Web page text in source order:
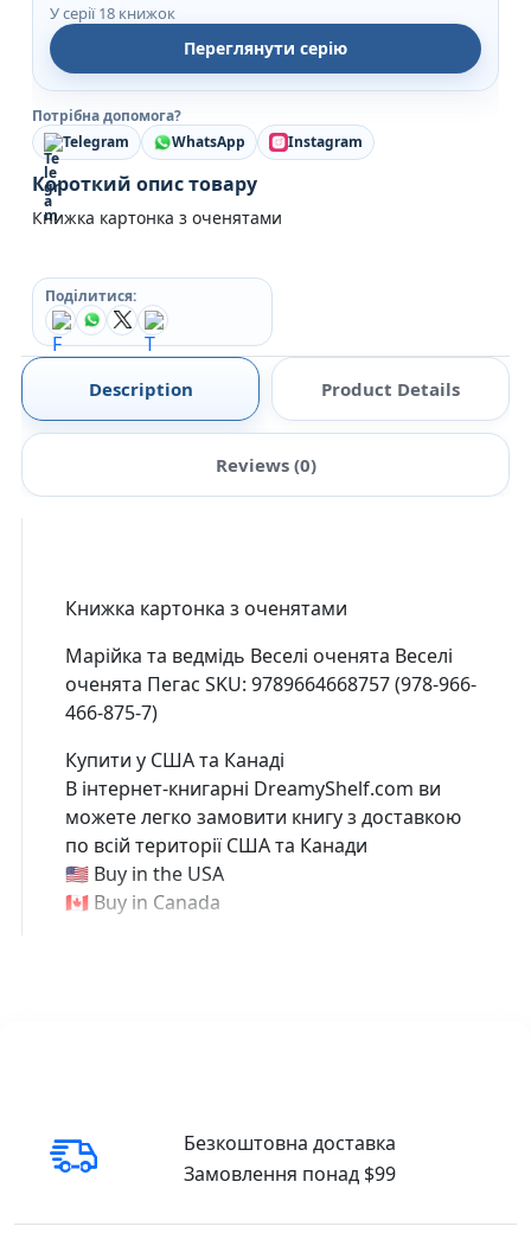
У серії 18 книжок
Переглянути серію
Потрібна допомога?
Telegram
WhatsApp Instagram
Короткий опис товару
Книжка картонка з оченятами
Поділитися:
Description Product Details
Reviews (0)
Книжка картонка з оченятами
Марійка та ведмідь Веселі оченята Веселі
оченята Пегас SKU: 9789664668757 (978-966-
466-875-7)
Купити у США та Канаді
В інтернет-книгарні DreamyShelf.com ви
можете легко замовити книгу з доставкою
по всій території США та Канади
🇺🇸 Buy in the USA
🇨🇦 Buy in Canada
Безкоштовна доставка
Замовлення понад $99